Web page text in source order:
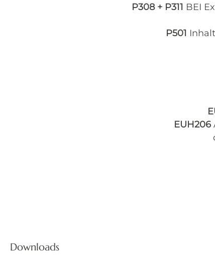
P308 + P311 BEI
P501
EUH206
Downloads